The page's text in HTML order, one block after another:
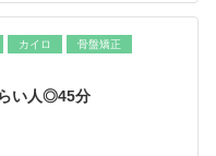
カイロ
骨盤矯正
い人◎45分